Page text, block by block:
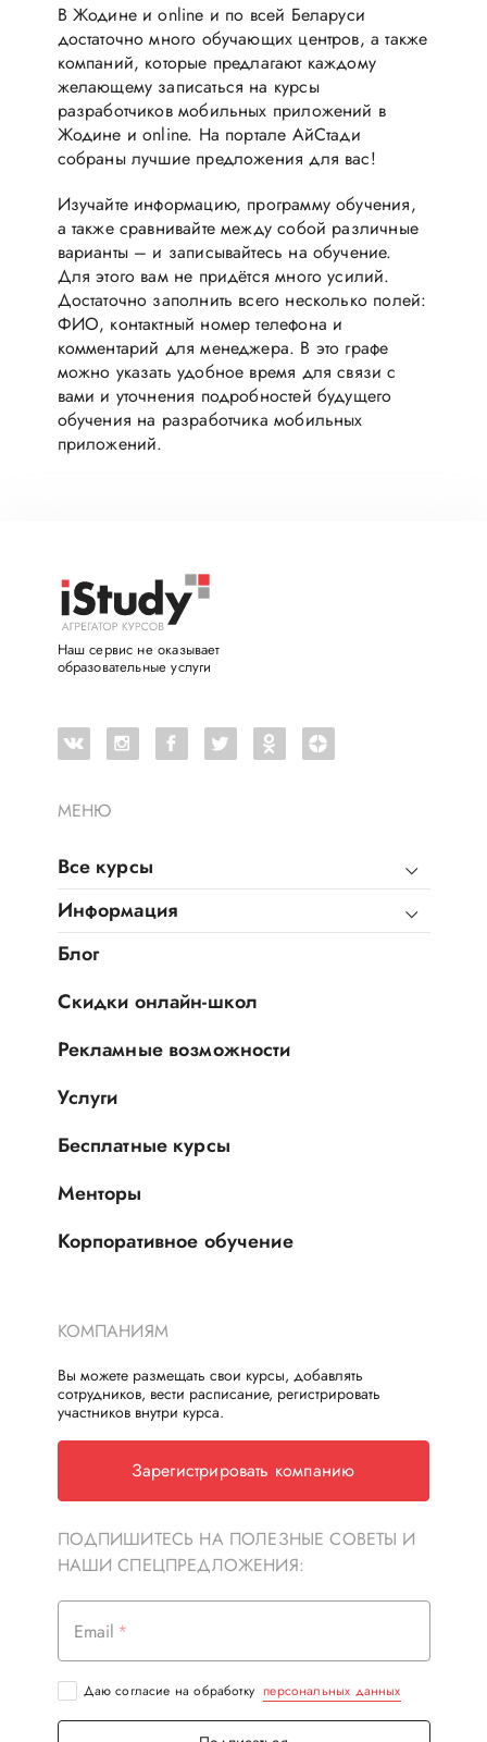
В Жодине и online и по всей Беларуси
достаточно много обучающих центров, а также
компаний, которые предлагают каждому
желающему записаться на курсы
разработчиков мобильных приложений в
Жодине и online. На портале АйСтади
собраны лучшие предложения для вас!
Изучайте информацию, программу обучения,
а также сравнивайте между собой различные
варианты – и записывайтесь на обучение.
Для этого вам не придётся много усилий.
Достаточно заполнить всего несколько полей:
ФИО, контактный номер телефона и
комментарий для менеджера. В это графе
можно указать удобное время для связи с
вами и уточнения подробностей будущего
обучения на разработчика мобильных
приложений.
МЕНЮ
Все курсы
Информация
Блог
Скидки онлайн-школ
Рекламные возможности
Услуги
Бесплатные курсы
Менторы
Корпоративное обучение
Наш сервис не оказывает
образовательные услуги
КОМПАНИЯМ
Вы можете размещать свои курсы, добавлять
сотрудников, вести расписание, регистрировать
участников внутри курса.
Зарегистрировать компанию
ПОДПИШИТЕСЬ НА ПОЛЕЗНЫЕ СОВЕТЫ И
НАШИ СПЕЦПРЕДЛОЖЕНИЯ:
Email
Даю согласие на обработку персональных данных